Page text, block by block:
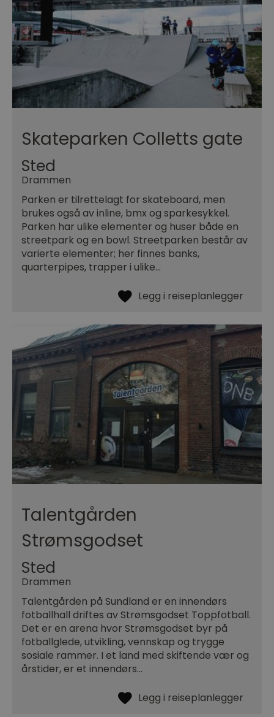
Skateparken Colletts gate
Sted
Drammen
Parken er tilrettelagt for skateboard, men
brukes også av inline, bmx og sparkesykkel.
Parken har ulike elementer og huser både en
streetpark og en bowl. Streetparken består av
varierte elementer; her finnes banks,
quarterpipes, trapper i ulike…
Talentgården
Strømsgodset
Sted
Drammen
Talentgården på Sundland er en innendørs
fotballhall driftes av Strømsgodset Toppfotball.
Det er en arena hvor Strømsgodset byr på
fotballglede, utvikling, vennskap og trygge
sosiale rammer. I et land med skiftende vær og
årstider, er et innendørs…